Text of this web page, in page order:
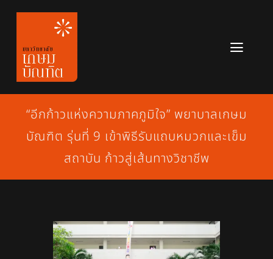
Skip
content
หลักสูตร
ข่าวสาร
เกี่ยวกับมหาวิทยาลัย
สมัครเรียน
“อีกก้าวแห่งความภาคภูมิใจ” พยาบาลเกษม
บัณฑิต รุ่นที่ 9 เข้าพิธีรับแถบหมวกและเข็ม
สถาบัน ก้าวสู่เส้นทางวิชาชีพ